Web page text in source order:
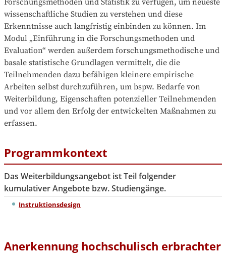
Forschungsmethoden und Statistik zu verfügen, um neueste
wissenschaftliche Studien zu verstehen und diese
Erkenntnisse auch langfristig einbinden zu können. Im
Modul „Einführung in die Forschungsmethoden und
Evaluation“ werden außerdem forschungsmethodische und
basale statistische Grundlagen vermittelt, die die
Teilnehmenden dazu befähigen kleinere empirische
Arbeiten selbst durchzuführen, um bspw. Bedarfe von
Weiterbildung, Eigenschaften potenzieller Teilnehmenden
und vor allem den Erfolg der entwickelten Maßnahmen zu
erfassen.
Programmkontext
Das Weiterbildungsangebot ist Teil folgender
kumulativer Angebote bzw. Studiengänge.
Instruktionsdesign
Anerkennung hochschulisch erbrachter